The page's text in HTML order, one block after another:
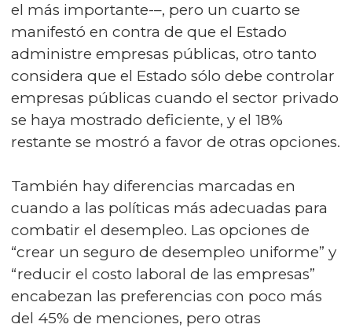
el más importante-–, pero un cuarto se
manifestó en contra de que el Estado
administre empresas públicas, otro tanto
considera que el Estado sólo debe controlar
empresas públicas cuando el sector privado
se haya mostrado deficiente, y el 18%
restante se mostró a favor de otras opciones.
También hay diferencias marcadas en
cuando a las políticas más adecuadas para
combatir el desempleo. Las opciones de
“crear un seguro de desempleo uniforme” y
“reducir el costo laboral de las empresas”
encabezan las preferencias con poco más
del 45% de menciones, pero otras